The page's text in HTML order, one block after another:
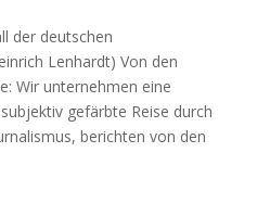
der deutschen
Lenhardt) Von den
Wir unternehmen eine
gefärbte Reise durch
berichten von den